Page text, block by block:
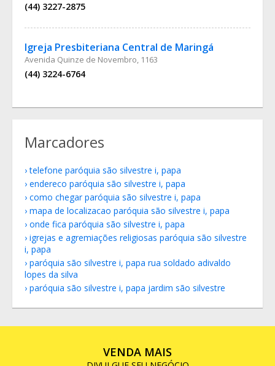
(44) 3227-2875
Igreja Presbiteriana Central de Maringá
Avenida Quinze de Novembro, 1163
(44) 3224-6764
Marcadores
telefone paróquia são silvestre i, papa
endereco paróquia são silvestre i, papa
como chegar paróquia são silvestre i, papa
mapa de localizacao paróquia são silvestre i, papa
onde fica paróquia são silvestre i, papa
igrejas e agremiações religiosas paróquia são silvestre
i, papa
paróquia são silvestre i, papa rua soldado adivaldo
lopes da silva
paróquia são silvestre i, papa jardim são silvestre
VENDA MAIS